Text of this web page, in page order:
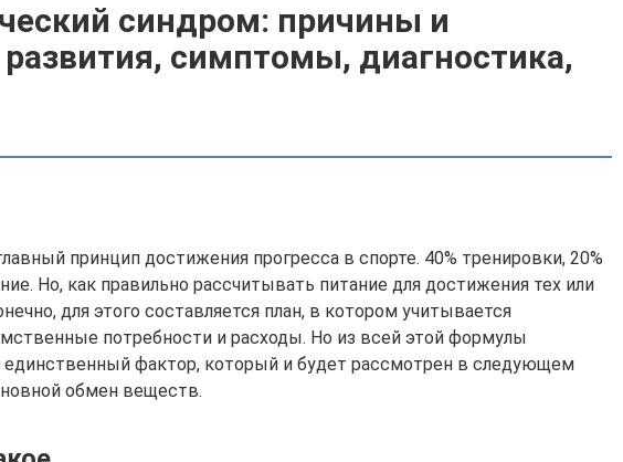
синдром: причины и
симптомы, диагностика,
принцип достижения прогресса в спорте. 40% тренировки, 20%
Но, как правильно рассчитывать питание для достижения тех или
для этого составляется план, в котором учитывается
потребности и расходы. Но из всей этой формулы
единственный фактор, который и будет рассмотрен в следующем
обмен веществ.